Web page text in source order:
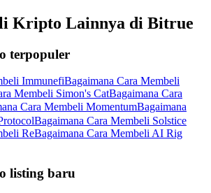
Kripto Lainnya di Bitrue
terpopuler
ImmunefiBagaimana Cara Membeli
Membeli Simon's CatBagaimana Cara
Cara Membeli MomentumBagaimana
Bagaimana Cara Membeli Solstice
ReBagaimana Cara Membeli AI Rig
listing baru